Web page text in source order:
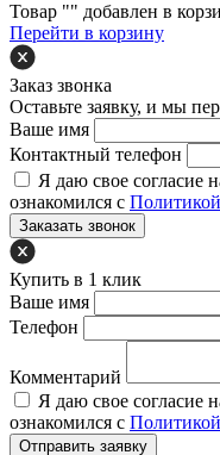
Товар "" добавлен в
Перейти в корзину
Заказ звонка
Оставьте заявку, и мы
Ваше имя
Контактный телефон
Я даю свое согласие
ознакомился с
Заказать звонок
Купить в 1 клик
Ваше имя
Телефон
Комментарий
Я даю свое согласие
ознакомился с
Отправить заявку